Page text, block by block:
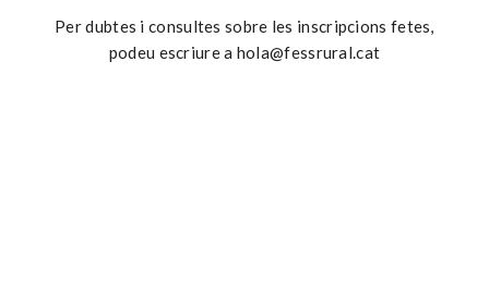
Per dubtes i consultes sobre les inscripcions fetes,
podeu escriure a hola@fessrural.cat